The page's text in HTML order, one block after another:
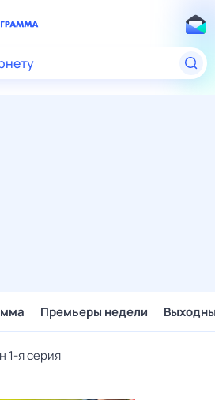
Премьеры недели
1-я серия